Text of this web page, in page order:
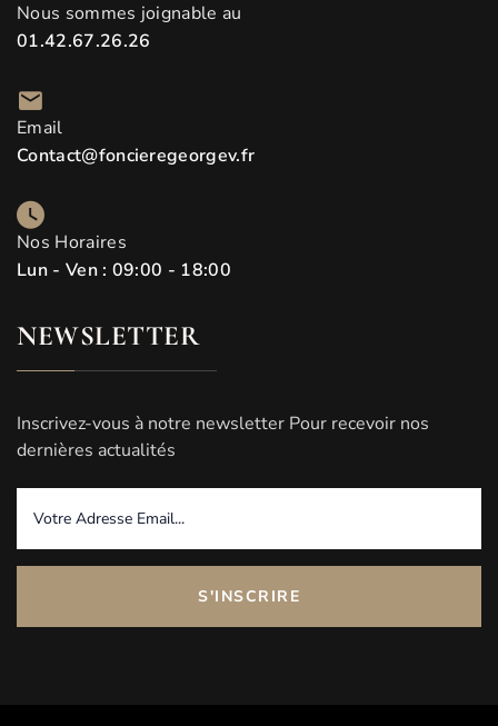
Nous sommes joignable au
01.42.67.26.26
Email
Contact@foncieregeorgev.fr
Nos Horaires
Lun - Ven : 09:00 - 18:00
NEWSLETTER
Inscrivez-vous à notre newsletter Pour recevoir nos
dernières actualités
S'INSCRIRE